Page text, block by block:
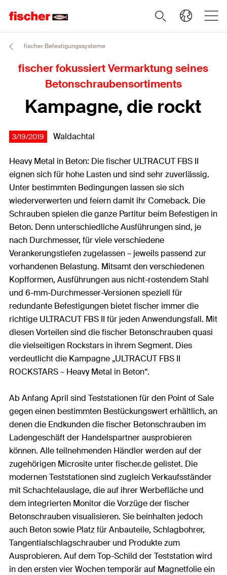
fischer Befestigungssysteme
fischer fokussiert Vermarktung seines
Betonschraubensortiments
Kampagne, die rockt
3/19/2019 Waldachtal
Heavy Metal in Beton: Die fischer ULTRACUT FBS II
eignen sich für hohe Lasten und sind sehr zuverlässig.
Unter bestimmten Bedingungen lassen sie sich
wiederverwerten und feiern damit ihr Comeback. Die
Schrauben spielen die ganze Partitur beim Befestigen in
Beton. Denn unterschiedliche Ausführungen sind, je
nach Durchmesser, für viele verschiedene
Verankerungstiefen zugelassen – jeweils passend zur
vorhandenen Belastung. Mitsamt den verschiedenen
Kopfformen, Ausführungen aus nicht-rostendem Stahl
und 6-mm-Durchmesser-Versionen speziell für
redundante Befestigungen bietet fischer immer die
richtige ULTRACUT FBS II für jeden Anwendungsfall. Mit
diesen Vorteilen sind die fischer Betonschrauben quasi
die vielseitigen Rockstars in ihrem Segment. Dies
verdeutlicht die Kampagne „ULTRACUT FBS II
ROCKSTARS – Heavy Metal in Beton“.
Ab Anfang April sind Teststationen für den Point of Sale
gegen einen bestimmten Bestückungswert erhältlich, an
denen die Endkunden die fischer Betonschrauben im
Ladengeschäft der Handelspartner ausprobieren
können. Alle teilnehmenden Händler werden auf der
zugehörigen Microsite unter fischer.de gelistet. Die
modernen Teststationen sind zugleich Verkaufsständer
mit Schachtelauslage, die auf ihrer Werbefläche und
dem integrierten Monitor die Vorzüge der fischer
Betonschrauben visualisieren. Sie beinhalten jedoch
auch Beton sowie Platz für Anbauteile, Schlagbohrer,
Tangentialschlagschrauber und Produkte zum
Ausprobieren. Auf dem Top-Schild der Teststation wird
in den ersten vier Wochen temporär auf Magnetfolie ein